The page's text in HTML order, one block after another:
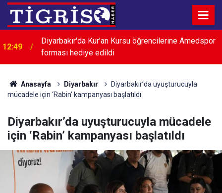
12:49
Diyarbakır'da Kur’an Kursu öğrencilerine Amedspor
forması hediye edildi
Anasayfa Diyarbakır
Diyarbakır’da uyuşturucuyla
mücadele için ‘Rabin’ kampanyası başlatıldı
Diyarbakır’da uyuşturucuyla mücadele
için ‘Rabin’ kampanyası başlatıldı